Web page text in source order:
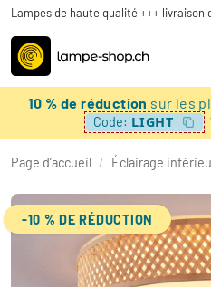
Lampes de haute qualité +++ livraison
10 % de réduction sur les
Code: LIGHT
Page d’accueil / Éclairage
-10 % DE RÉDUCTION